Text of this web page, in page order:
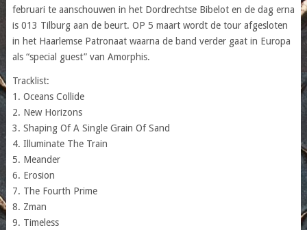
februari te aanschouwen in het Dordrechtse Bibelot en de dag erna
is 013 Tilburg aan de beurt. OP 5 maart wordt de tour afgesloten
in het Haarlemse Patronaat waarna de band verder gaat in Europa
als “special guest” van Amorphis.
Tracklist:
1. Oceans Collide
2. New Horizons
3. Shaping Of A Single Grain Of Sand
4. Illuminate The Train
5. Meander
6. Erosion
7. The Fourth Prime
8. Zman
9. Timeless